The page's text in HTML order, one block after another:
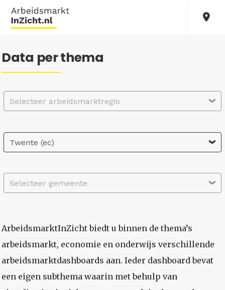
Data per thema
Selecteer arbeidsmarktregio
Twente (ec)
Selecteer gemeente
ArbeidsmarktInZicht biedt u binnen de thema’s
arbeidsmarkt, economie en onderwijs verschillende
arbeidsmarktdashboards aan. Ieder dashboard bevat
een eigen subthema waarin met behulp van